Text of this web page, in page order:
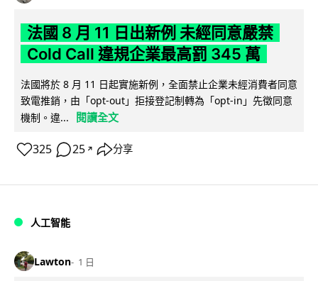
法國 8 月 11 日出新例 未經同意嚴禁
Cold Call 違規企業最高罰 345 萬
法國將於 8 月 11 日起實施新例，全面禁止企業未經消費者同意
致電推銷，由「opt-out」拒接登記制轉為「opt-in」先徵同意
機制。違...
閱讀全文
325 25 ↗ 分享
人工智能
Lawton 1 日